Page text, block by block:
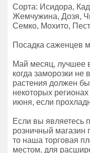
Сорта: Исидора,
Жемчужина, Дозя,
Семко, Мохито,
Посадка саженцев
Май месяц, лучшее
когда заморозки не
растения должен
некоторых
июня, если
Если вы являетесь
розничный
то наша торговая
местом, для